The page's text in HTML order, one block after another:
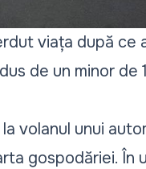
viața după
de un minor de
volanul unui
gospodăriei. În